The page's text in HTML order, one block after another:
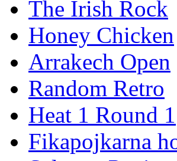
The Irish Rock
Honey Chicken
Arrakech Open
Random Retro
Heat 1 Round 1
Fikapojkarna